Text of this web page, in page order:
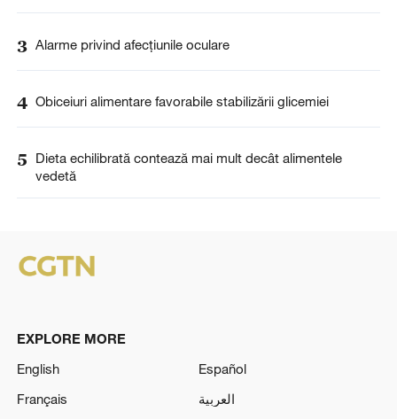
3 Alarme privind afecțiunile oculare
4 Obiceiuri alimentare favorabile stabilizării glicemiei
5
Dieta echilibrată contează mai mult decât alimentele
vedetă
EXPLORE MORE
English
Español
Français
العربية